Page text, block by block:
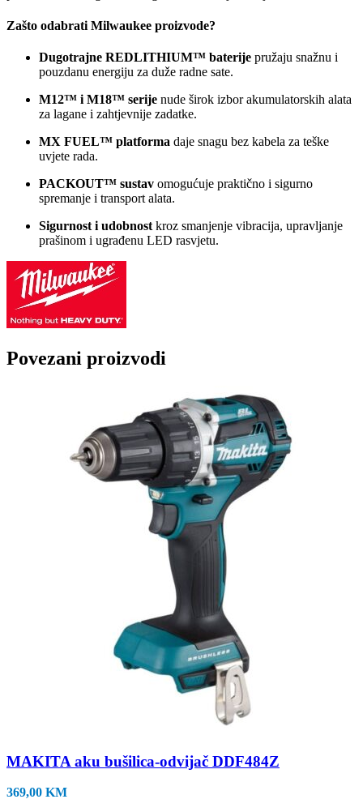
Zašto odabrati Milwaukee proizvode?
Dugotrajne REDLITHIUM™ baterije pružaju snažnu i
pouzdanu energiju za duže radne sate.
M12™ i M18™ serije nude širok izbor akumulatorskih alata
za lagane i zahtjevnije zadatke.
MX FUEL™ platforma daje snagu bez kabela za teške
uvjete rada.
PACKOUT™ sustav omogućuje praktično i sigurno
spremanje i transport alata.
Sigurnost i udobnost kroz smanjenje vibracija, upravljanje
prašinom i ugrađenu LED rasvjetu.
Povezani proizvodi
MAKITA aku bušilica-odvijač DDF484Z
369,00 KM